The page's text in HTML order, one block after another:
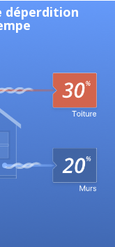
déperdition